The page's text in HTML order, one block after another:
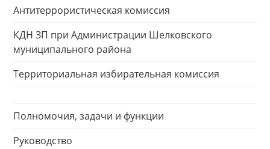
Антитеррористическая комиссия
КДН ЗП при Администрации Шелковского
муниципального района
Территориальная избирательная комиссия
Полномочия, задачи и функции
Руководство